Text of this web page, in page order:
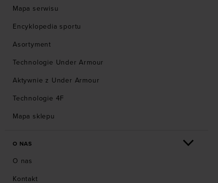
Mapa serwisu
Encyklopedia sportu
Asortyment
Technologie Under Armour
Aktywnie z Under Armour
Technologie 4F
Mapa sklepu
O NAS
O nas
Kontakt